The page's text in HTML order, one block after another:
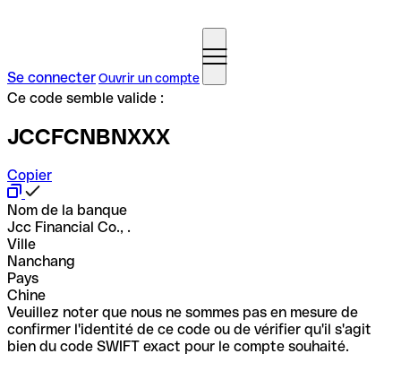
Se connecterOuvrir un compte
Ce code semble valide :
JCCFCNBNXXX
Copier
Nom de la banque
Jcc Financial Co., .
Ville
Nanchang
Pays
Chine
Veuillez noter que nous ne sommes pas en mesure de
confirmer l'identité de ce code ou de vérifier qu'il s'agit
bien du code SWIFT exact pour le compte souhaité.